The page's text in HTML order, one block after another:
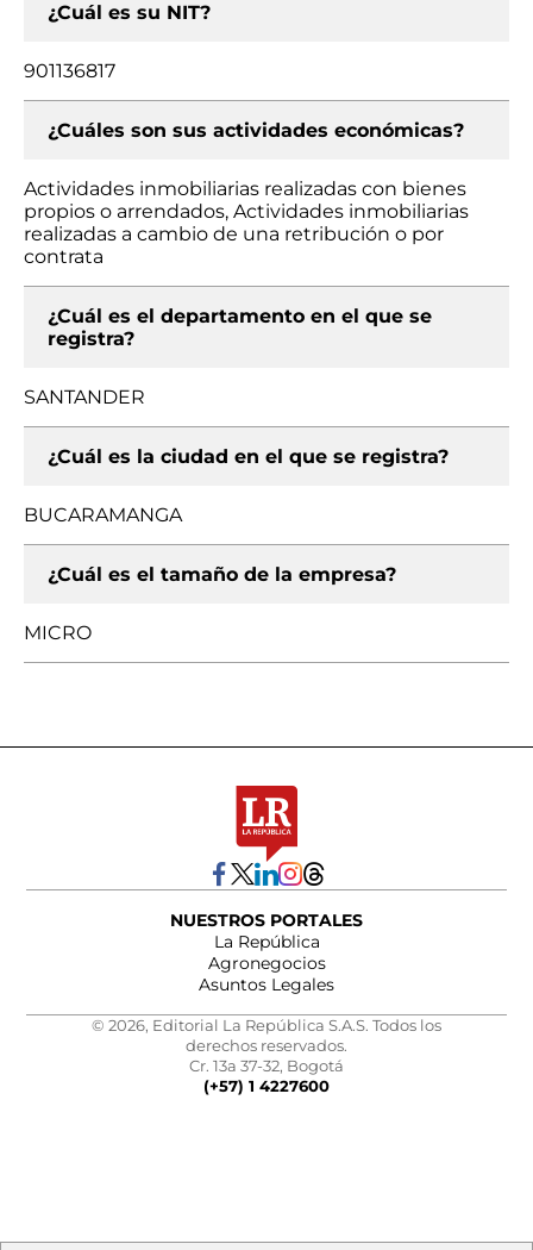
¿Cuál es su NIT?
901136817
¿Cuáles son sus actividades económicas?
Actividades inmobiliarias realizadas con bienes
propios o arrendados, Actividades inmobiliarias
realizadas a cambio de una retribución o por
contrata
¿Cuál es el departamento en el que se
registra?
SANTANDER
¿Cuál es la ciudad en el que se registra?
BUCARAMANGA
¿Cuál es el tamaño de la empresa?
MICRO
NUESTROS PORTALES
La República
Agronegocios
Asuntos Legales
© 2026, Editorial La República S.A.S. Todos los
derechos reservados.
Cr. 13a 37-32, Bogotá
(+57) 1 4227600